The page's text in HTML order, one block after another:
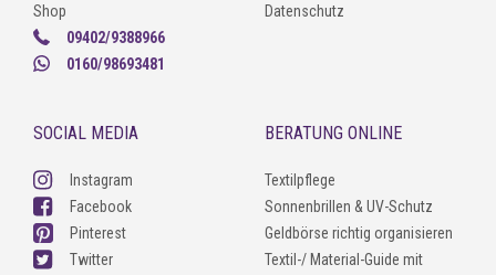
Shop
09402/9388966
0160/98693481
Datenschutz
SOCIAL MEDIA
Instagram
Facebook
Pinterest
Twitter
BERATUNG ONLINE
Textilpflege
Sonnenbrillen & UV-Schutz
Geldbörse richtig organisieren
Textil-/ Material-Guide mit